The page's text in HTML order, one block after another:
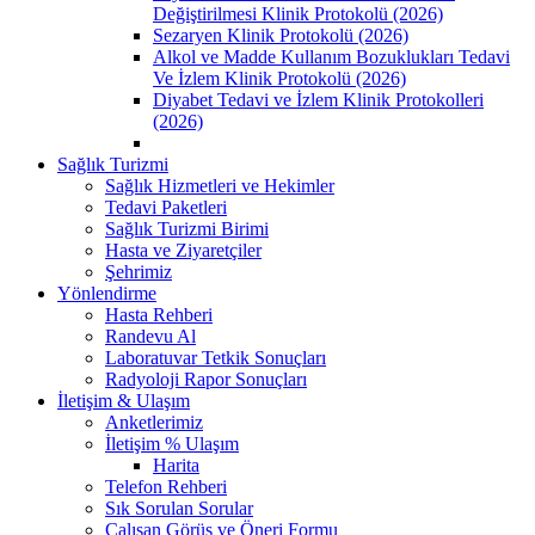
Değiştirilmesi Klinik Protokolü (2026)
Sezaryen Klinik Protokolü (2026)
Alkol ve Madde Kullanım Bozuklukları Tedavi
Ve İzlem Klinik Protokolü (2026)
Diyabet Tedavi ve İzlem Klinik Protokolleri
(2026)
Sağlık Turizmi
Sağlık Hizmetleri ve Hekimler
Tedavi Paketleri
Sağlık Turizmi Birimi
Hasta ve Ziyaretçiler
Şehrimiz
Yönlendirme
Hasta Rehberi
Randevu Al
Laboratuvar Tetkik Sonuçları
Radyoloji Rapor Sonuçları
İletişim & Ulaşım
Anketlerimiz
İletişim % Ulaşım
Harita
Telefon Rehberi
Sık Sorulan Sorular
Çalışan Görüş ve Öneri Formu